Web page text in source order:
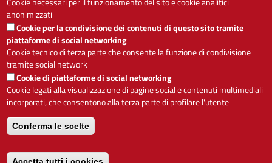
- A +
Alto contrasto
Servizio realizzato da
anonimizzati
Cookie per la condivisione dei contenuti di questo sito tramite
piattaforme di social networking
Cookie tecnico di terza parte che consente la funzione di condivisione
tramite social network
Cookie di piattaforme di social networking
Cookie legati alla visualizzazione di pagine social e contenuti multimediali
incorporati, che consentono alla terza parte di profilare l'utente
Conferma le scelte